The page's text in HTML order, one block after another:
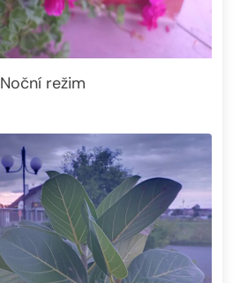
Noční režim